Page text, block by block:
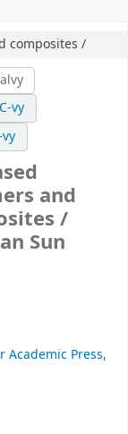
composites /
vy
and
/
Sun
Academic Press,